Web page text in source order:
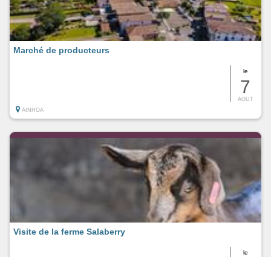
le
7
AOUT
Marché de producteurs
AINHOA
le
Visite de la ferme Salaberry